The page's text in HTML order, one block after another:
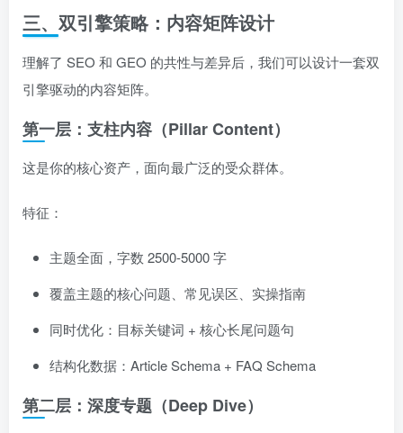
三、双引擎策略：内容矩阵设计
理解了 SEO 和 GEO 的共性与差异后，我们可以设计一套双
引擎驱动的内容矩阵。
第一层：支柱内容（Pillar Content）
这是你的核心资产，面向最广泛的受众群体。
特征：
主题全面，字数 2500-5000 字
覆盖主题的核心问题、常见误区、实操指南
同时优化：目标关键词 + 核心长尾问题句
结构化数据：Article Schema + FAQ Schema
第二层：深度专题（Deep Dive）